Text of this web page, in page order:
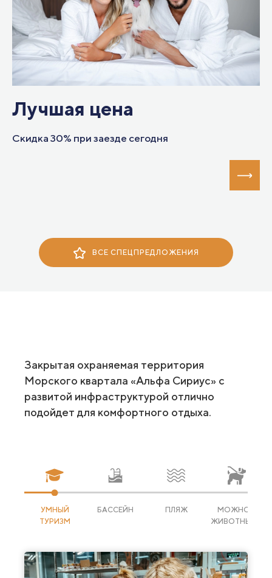
Лучшая цена
Скидка 30% при заезде сегодня
ВСЕ СПЕЦПРЕДЛОЖЕНИЯ
Закрытая охраняемая территория
Морского квартала «Альфа Сириус» с
развитой инфраструктурой отлично
подойдет для комфортного отдыха.
УМНЫЙ
ТУРИЗМ
БАССЕЙН ПЛЯЖ
МОЖНО С
ЖИВОТНЫМИ